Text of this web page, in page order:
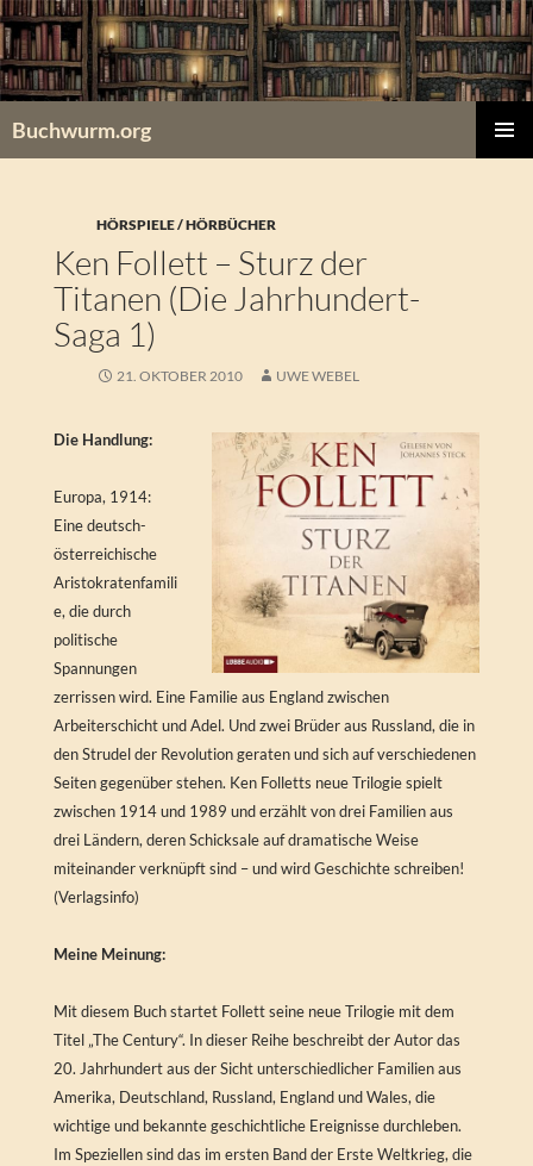
Zum
Inhalt
springen
Buchwurm.org
HÖRSPIELE / HÖRBÜCHER
Ken Follett – Sturz der
Titanen (Die Jahrhundert-
Saga 1)
21. OKTOBER 2010 UWE WEBEL
Die Handlung:
Europa, 1914:
Eine deutsch-
österreichische
Aristokratenfamili
e, die durch
politische
Spannungen
zerrissen wird. Eine Familie aus England zwischen
Arbeiterschicht und Adel. Und zwei Brüder aus Russland, die in
den Strudel der Revolution geraten und sich auf verschiedenen
Seiten gegenüber stehen. Ken Folletts neue Trilogie spielt
zwischen 1914 und 1989 und erzählt von drei Familien aus
drei Ländern, deren Schicksale auf dramatische Weise
miteinander verknüpft sind – und wird Geschichte schreiben!
(Verlagsinfo)
Meine Meinung:
Mit diesem Buch startet Follett seine neue Trilogie mit dem
Titel „The Century“. In dieser Reihe beschreibt der Autor das
20. Jahrhundert aus der Sicht unterschiedlicher Familien aus
Amerika, Deutschland, Russland, England und Wales, die
wichtige und bekannte geschichtliche Ereignisse durchleben.
Im Speziellen sind das im ersten Band der Erste Weltkrieg, die